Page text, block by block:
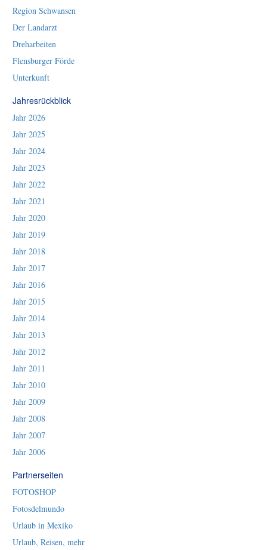
Region Schwansen
Der Landarzt
Dreharbeiten
Flensburger Förde
Unterkunft
Jahresrückblick
Jahr 2026
Jahr 2025
Jahr 2024
Jahr 2023
Jahr 2022
Jahr 2021
Jahr 2020
Jahr 2019
Jahr 2018
Jahr 2017
Jahr 2016
Jahr 2015
Jahr 2014
Jahr 2013
Jahr 2012
Jahr 2011
Jahr 2010
Jahr 2009
Jahr 2008
Jahr 2007
Jahr 2006
Partnerseiten
FOTOSHOP
Fotosdelmundo
Urlaub in Mexiko
Urlaub, Reisen, mehr